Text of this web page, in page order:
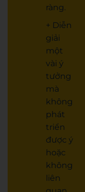
ràng.
+ Diễn
giải
một
vài ý
tưởng
mà
không
phát
triển
được ý
hoặc
không
liên